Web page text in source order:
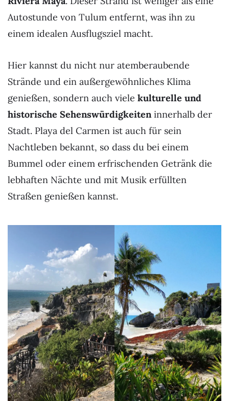
Autostunde von Tulum entfernt, was ihn zu
einem idealen Ausflugsziel macht.
Hier kannst du nicht nur atemberaubende
Strände und ein außergewöhnliches Klima
genießen, sondern auch viele kulturelle und
historische Sehenswürdigkeiteninnerhalb der
Stadt. Playa del Carmen ist auch für sein
Nachtleben bekannt, so dass du bei einem
Bummel oder einem erfrischenden Getränk die
lebhaften Nächte und mit Musik erfüllten
Straßen genießen kannst.